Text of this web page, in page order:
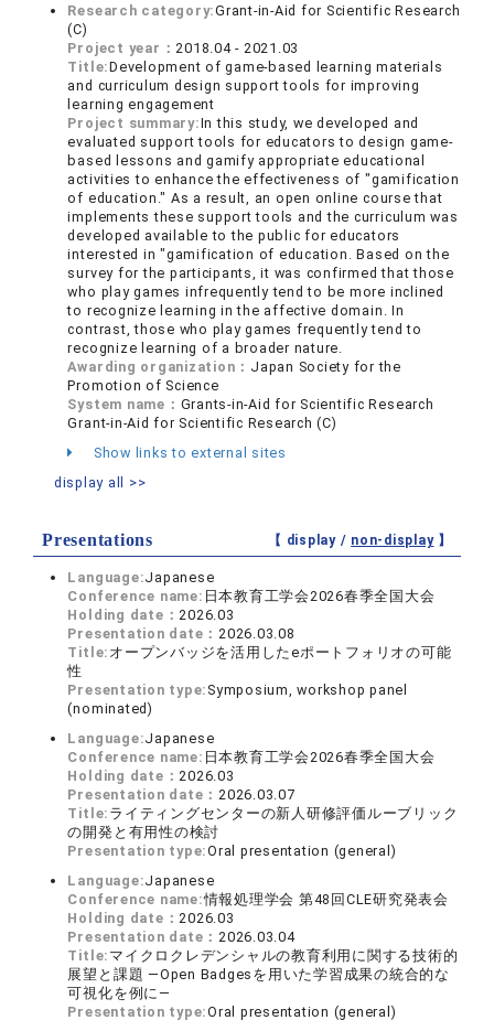
Research category:Grant-in-Aid for Scientific Research
(C)
Project year： 2018.04 - 2021.03
Title:Development of game-based learning materials
and curriculum design support tools for improving
learning engagement
Project summary:In this study, we developed and
evaluated support tools for educators to design game-
based lessons and gamify appropriate educational
activities to enhance the effectiveness of "gamification
of education." As a result, an open online course that
implements these support tools and the curriculum was
developed available to the public for educators
interested in "gamification of education. Based on the
survey for the participants, it was confirmed that those
who play games infrequently tend to be more inclined
to recognize learning in the affective domain. In
contrast, those who play games frequently tend to
recognize learning of a broader nature.
Awarding organization： Japan Society for the
Promotion of Science
System name： Grants-in-Aid for Scientific Research
Grant-in-Aid for Scientific Research (C)
Show links to external sites
display all >>
Presentations 【 display / non-display】
Language:Japanese
Conference name: 日本教育工学会2026春季全国大会
Holding date： 2026.03
Presentation date： 2026.03.08
Title: オープンバッジを活用したeポートフォリオの可能
性
Presentation type: Symposium, workshop panel
(nominated)
Language:Japanese
Conference name: 日本教育工学会2026春季全国大会
Holding date： 2026.03
Presentation date： 2026.03.07
Title: ライティングセンターの新人研修評価ルーブリック
の開発と有用性の検討
Presentation type:Oral presentation (general)
Language:Japanese
Conference name:情報処理学会 第48回CLE研究発表会
Holding date： 2026.03
Presentation date： 2026.03.04
Title: マイクロクレデンシャルの教育利用に関する技術的
展望と課題 ―Open Badgesを用いた学習成果の統合的な
可視化を例に―
Presentation type:Oral presentation (general)